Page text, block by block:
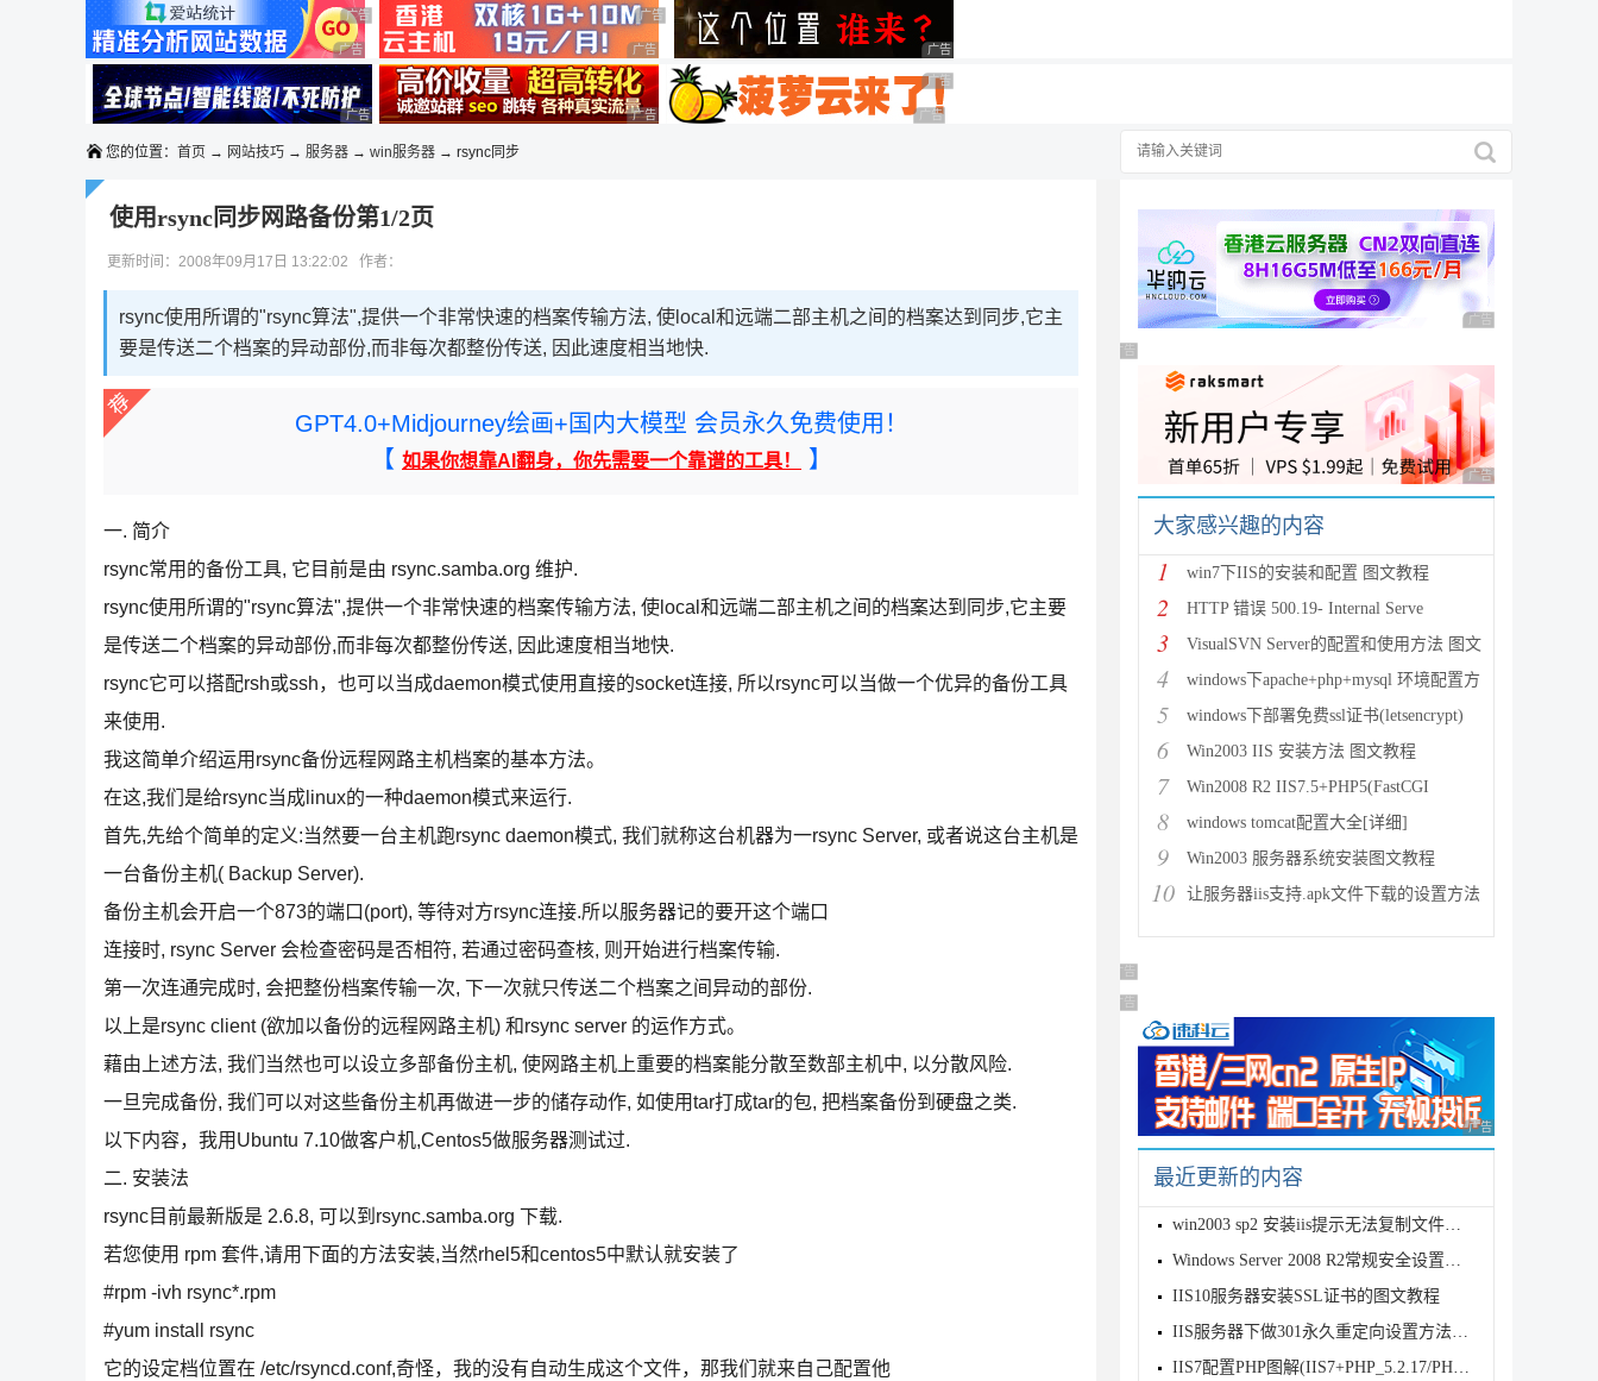
广告 商业广告，理性选择
广告 商业广告，理性选择
广告 商业广告，理性选择
广告 商业广告，理性选择
广告 商业广告，理性选择
广告 商业广告，理性选择
广告 商业广告，理性选择 广告 商业广告，理性选择 广告 商业广告，理性选择
广告 商业广告，理性选择
您的位置： 首页 → 网站技巧 → 服务器 → win服务器 → rsync同步
使用rsync同步网路备份第1/2页
更新时间：2008年09月17日 13:22:02 作者：
rsync使用所谓的"rsync算法",提供一个非常快速的档案传输方法, 使local和远端二部主机之间的档案达到同步,它主
要是传送二个档案的异动部份,而非每次都整份传送, 因此速度相当地快.
GPT4.0+Midjourney绘画+国内大模型 会员永久免费使用！
【 如果你想靠AI翻身，你先需要一个靠谱的工具！ 】
一. 简介
rsync常用的备份工具, 它目前是由 rsync.samba.org 维护.
rsync使用所谓的"rsync算法",提供一个非常快速的档案传输方法, 使local和远端二部主机之间的档案达到同步,它主要
是传送二个档案的异动部份,而非每次都整份传送, 因此速度相当地快.
rsync它可以搭配rsh或ssh，也可以当成daemon模式使用直接的socket连接, 所以rsync可以当做一个优异的备份工具
来使用.
我这简单介绍运用rsync备份远程网路主机档案的基本方法。
在这,我们是给rsync当成linux的一种daemon模式来运行.
首先,先给个简单的定义:当然要一台主机跑rsync daemon模式, 我们就称这台机器为一rsync Server, 或者说这台主机是
一台备份主机( Backup Server).
备份主机会开启一个873的端口(port), 等待对方rsync连接.所以服务器记的要开这个端口
连接时, rsync Server 会检查密码是否相符, 若通过密码查核, 则开始进行档案传输.
第一次连通完成时, 会把整份档案传输一次, 下一次就只传送二个档案之间异动的部份.
以上是rsync client (欲加以备份的远程网路主机) 和rsync server 的运作方式。
藉由上述方法, 我们当然也可以设立多部备份主机, 使网路主机上重要的档案能分散至数部主机中, 以分散风险.
一旦完成备份, 我们可以对这些备份主机再做进一步的储存动作, 如使用tar打成tar的包, 把档案备份到硬盘之类.
以下内容，我用Ubuntu 7.10做客户机,Centos5做服务器测试过.
二. 安装法
rsync目前最新版是 2.6.8, 可以到rsync.samba.org 下载.
若您使用 rpm 套件,请用下面的方法安装,当然rhel5和centos5中默认就安装了
#rpm -ivh rsync*.rpm
#yum install rsync
它的设定档位置在 /etc/rsyncd.conf,奇怪，我的没有自动生成这个文件，那我们就来自己配置他
广告 商业广告，理性
广告 商业广告，理性选择
广告 商业广告，理性
大家感兴趣的内容
1 win7下IIS的安装和配置 图文教程
2 HTTP 错误 500.19- Internal Serve
3 VisualSVN Server的配置和使用方法 图文
4 windows下apache+php+mysql 环境配置方
5 windows下部署免费ssl证书(letsencrypt)
6 Win2003 IIS 安装方法 图文教程
7 Win2008 R2 IIS7.5+PHP5(FastCGI
8 windows tomcat配置大全[详细]
9 Win2003 服务器系统安装图文教程
10 让服务器iis支持.apk文件下载的设置方法
广告 商业广告，理性选择
广告 商业广告，理性选择
广告 商业广告，理性
最近更新的内容
win2003 sp2 安装iis提示无法复制文件解决办法[已测]
Windows Server 2008 R2常规安全设置及基本安全策略
IIS10服务器安装SSL证书的图文教程
IIS服务器下做301永久重定向设置方法[图解]
IIS7配置PHP图解(IIS7+PHP_5.2.17/PHP_5.3.5)